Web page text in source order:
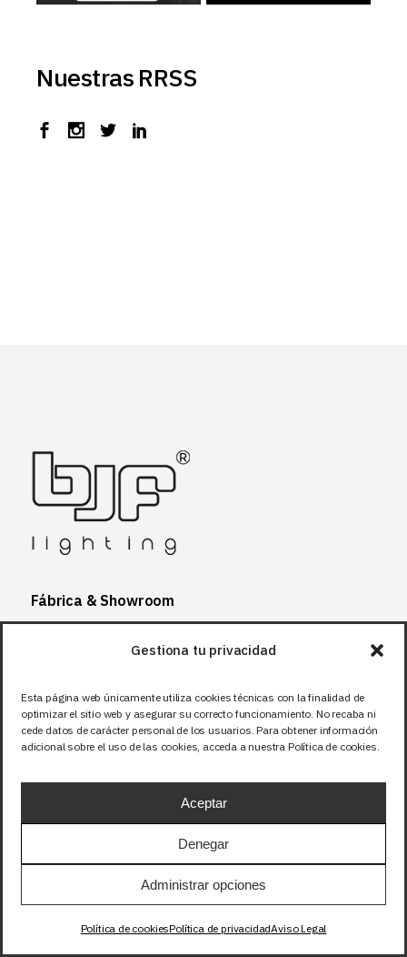
Gestiona tu privacidad
Esta página web únicamente utiliza cookies técnicas con la finalidad de
optimizar el sitio web y asegurar su correcto funcionamiento. No recaba ni
cede datos de carácter personal de los usuarios. Para obtener información
adicional sobre el uso de las cookies, acceda a nuestra Política de cookies.
Aceptar
Denegar
Administrar opciones
Política de cookiesPolítica de privacidadAviso Legal
Nuestras RRSS
Fábrica & Showroom
España
Horario
07:00-14:00
Consultas